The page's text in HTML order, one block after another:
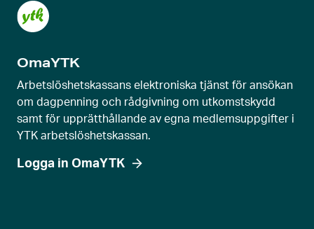
l
s
j
u
t
r
e
g
OmaYTK
Arbetslöshetskassans elektroniska tjänst för ansökan
om dagpenning och rådgivning om utkomstskydd
samt för upprätthållande av egna medlemsuppgifter i
YTK arbetslöshetskassan.
Logga in OmaYTK